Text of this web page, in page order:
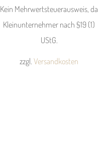
Produktseite
gewählt
werden
Kein Mehrwertsteuerausweis, da
Kleinunternehmer nach §19 (1)
UStG.
zzgl.Versandkosten